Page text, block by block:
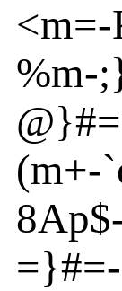
<m=-
%m-
@}#=
(m+-
8Ap$
=}#=-